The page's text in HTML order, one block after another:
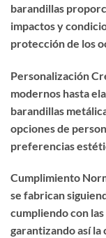
barandillas
impactos y
protección de los
Personalización
modernos hasta
barandillas
opciones de
preferencias
Cumplimiento
se fabrican
cumpliendo con
garantizando así